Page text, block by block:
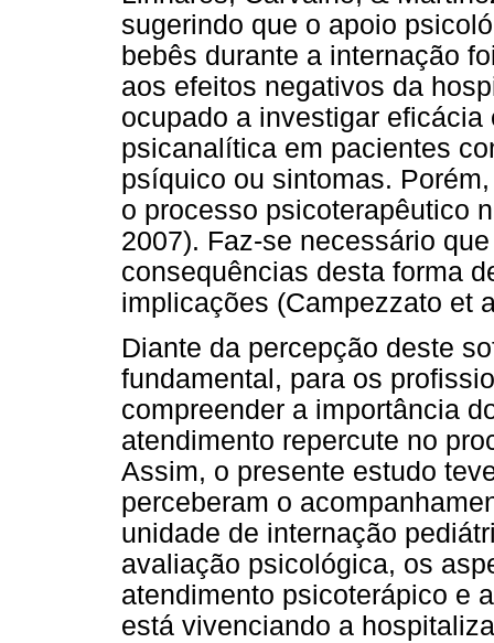
sugerindo que o apoio
bebês durante a internação
aos efeitos negativos da
ocupado a investigar
psicanalítica em pacientes
psíquico ou sintomas.
o processo psicoterapêutico
2007). Faz-se necessário
consequências desta forma
implicações (Campezzato et
Diante da percepção deste
fundamental, para os
compreender a importância
atendimento repercute no
Assim, o presente estudo
perceberam o
unidade de internação
avaliação psicológica, os
atendimento psicoterápico e
está vivenciando a